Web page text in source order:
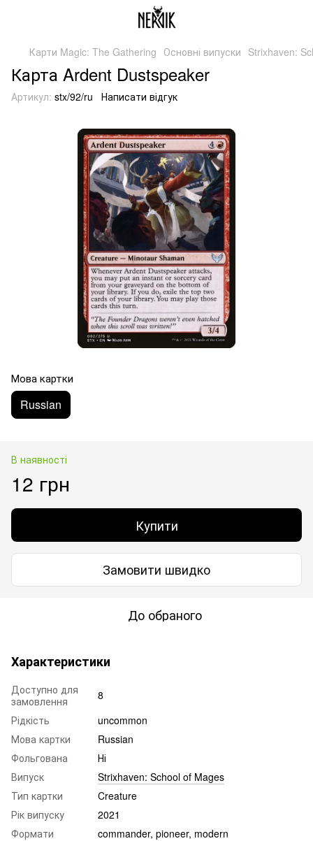
Карти Magic: The Gathering Основні випуски Strixhaven:
Карта Ardent Dustspeaker
Артикул: stx/92/ru Написати відгук
Мова картки
Russian
В наявності
12 грн
Купити
Замовити швидко
До обраного
Характеристики
Доступно для
замовлення
8
Рідкість
uncommon
Мова картки
Russian
Фольгована
Ні
Випуск
Strixhaven: School of Mages
Тип картки
Creature
Рік випуску
2021
Формати
commander, pioneer, modern